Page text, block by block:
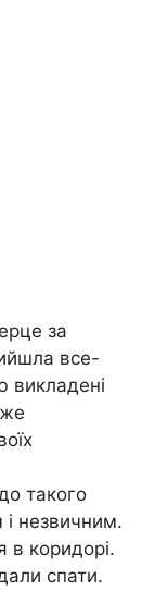
за
все-
викладені
такого
незвичним.
в коридорі.
спати.